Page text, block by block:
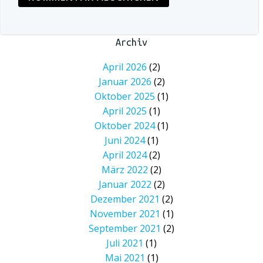
Archiv
April 2026 (2)
Januar 2026 (2)
Oktober 2025 (1)
April 2025 (1)
Oktober 2024(1)
Juni 2024(1)
April 2024(2)
März 2022 (2)
Januar 2022 (2)
Dezember 2021 (2)
November 2021 (1)
September 2021 (2)
Juli 2021 (1)
Mai 2021 (1)